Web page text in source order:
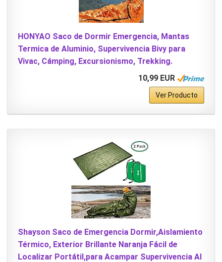
HONYAO Saco de Dormir Emergencia, Mantas
Termica de Aluminio, Supervivencia Bivy para
Vivac, Cámping, Excursionismo, Trekking.
10,99 EUR
Ver Producto
Shayson Saco de Emergencia Dormir,Aislamiento
Térmico, Exterior Brillante Naranja Fácil de
Localizar Portátil,para Acampar Supervivencia Al